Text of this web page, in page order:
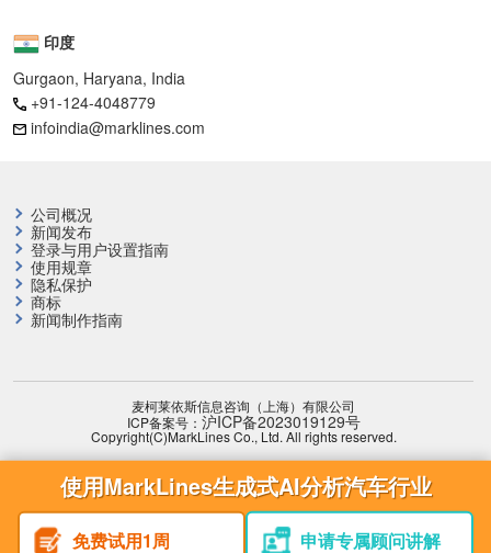
印度
Gurgaon, Haryana, India
+91-124-4048779
infoindia@marklines.com
公司概况
新闻发布
登录与用户设置指南
使用规章
隐私保护
商标
新闻制作指南
麦柯莱依斯信息咨询（上海）有限公司
ICP备案号： 沪ICP备2023019129号
Copyright(C)MarkLines Co., Ltd. All rights reserved.
使用MarkLines生成式AI分析汽车行业
免费试用1周 申请专属顾问讲解